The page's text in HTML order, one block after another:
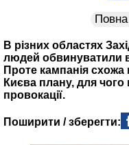
Повна
В різних областях
людей обвинуватили
Проте кампанія
Києва плану, для чого
провокації.
Поширити / зберегти: